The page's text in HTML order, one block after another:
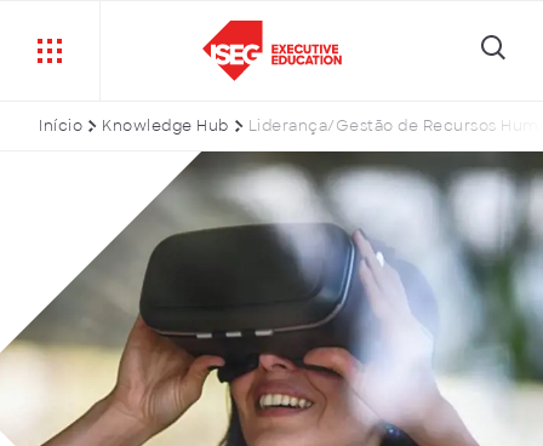
Início Knowledge Hub Liderança/Gestão de Recursos